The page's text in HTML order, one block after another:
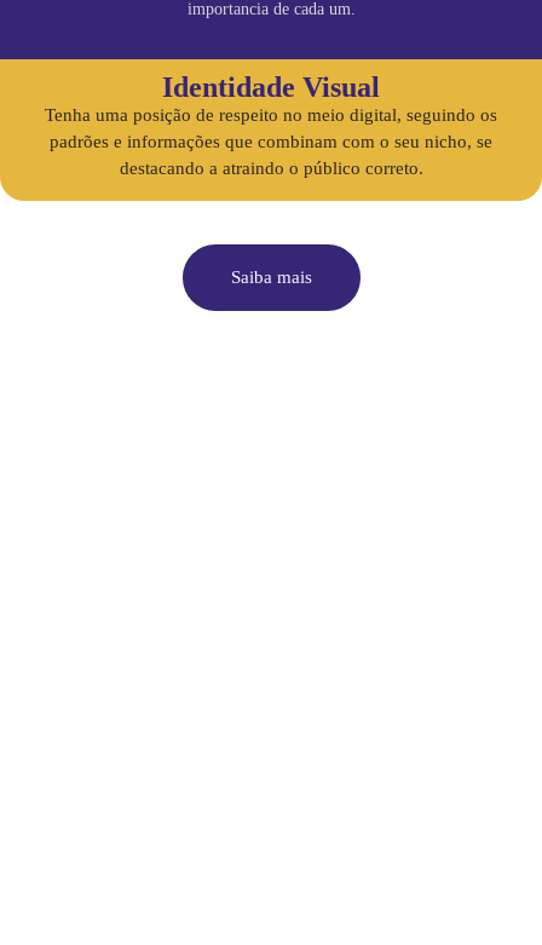
importancia de cada um.
Identidade Visual
Tenha uma posição de respeito no meio digital, seguindo os
padrões e informações que combinam com o seu nicho, se
destacando a atraindo o público correto.
Saiba mais